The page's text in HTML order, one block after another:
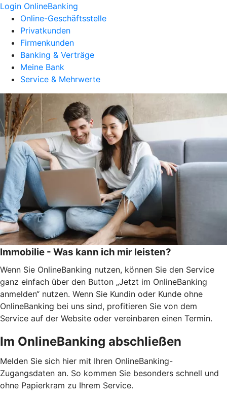
Login OnlineBanking
Online-Geschäftsstelle
Privatkunden
Firmenkunden
Banking & Verträge
Meine Bank
Service & Mehrwerte
Immobilie - Was kann ich mir leisten?
Wenn Sie OnlineBanking nutzen, können Sie den Service
ganz einfach über den Button „Jetzt im OnlineBanking
anmelden“ nutzen. Wenn Sie Kundin oder Kunde ohne
OnlineBanking bei uns sind, profitieren Sie von dem
Service auf der Website oder vereinbaren einen Termin.
Im OnlineBanking abschließen
Melden Sie sich hier mit Ihren OnlineBanking-
Zugangsdaten an. So kommen Sie besonders schnell und
ohne Papierkram zu Ihrem Service.